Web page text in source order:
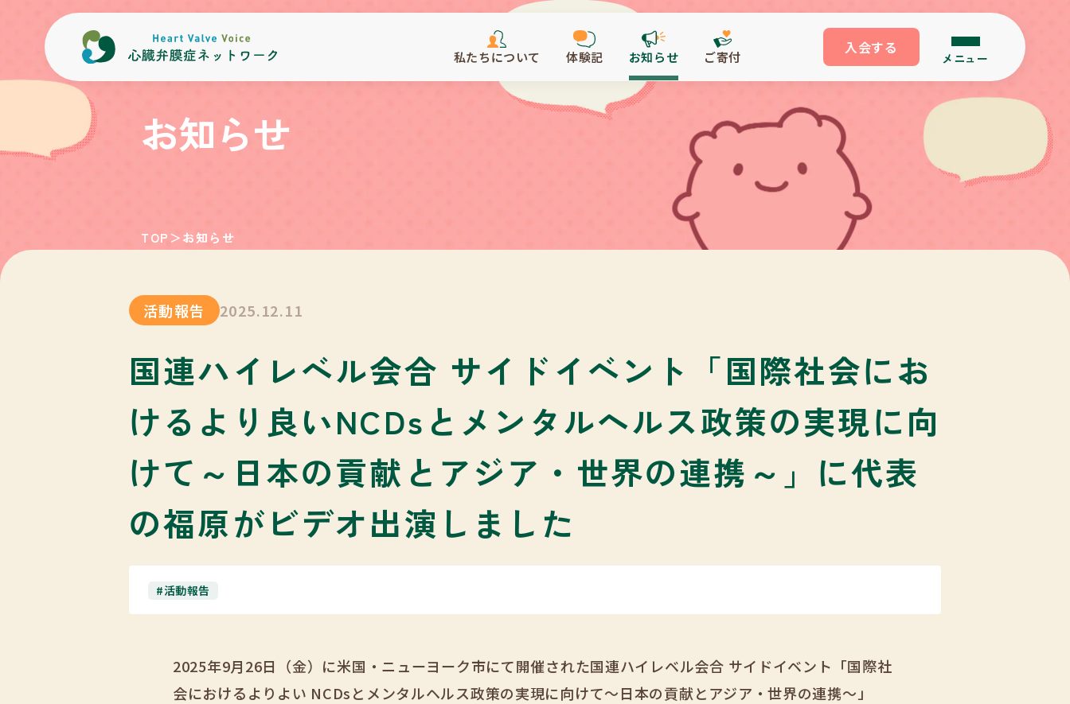
内容をスキップ
私たちについて 体験記 お知らせ ご寄付 入会する
メニュー
お知らせ
TOP ＞お知らせ
活動報告 2025.12.11
国連ハイレベル会合 サイドイベント「国際社会にお
けるより良いNCDsとメンタルヘルス政策の実現に向
けて～日本の貢献とアジア・世界の連携～」に代表
の福原がビデオ出演しました
#活動報告
2025年9月26日（金）に米国・ニューヨーク市にて開催された国連ハイレベル会合 サイドイベント「国際社
会におけるよりよい NCDsとメンタルヘルス政策の実現に向けて～日本の貢献とアジア・世界の連携～」